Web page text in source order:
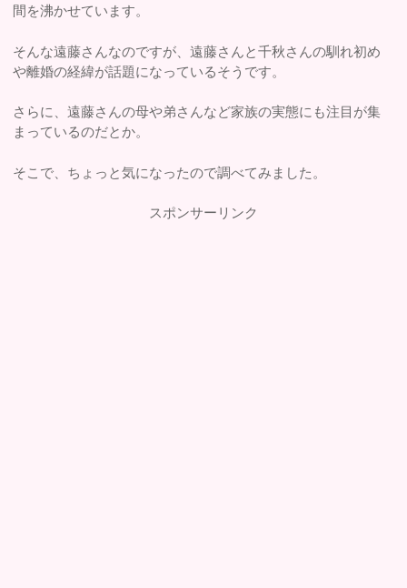
間を沸かせています。
そんな遠藤さんなのですが、遠藤さんと千秋さんの馴れ初め
や離婚の経緯が話題になっているそうです。
さらに、遠藤さんの母や弟さんなど家族の実態にも注目が集
まっているのだとか。
そこで、ちょっと気になったので調べてみました。
スポンサーリンク